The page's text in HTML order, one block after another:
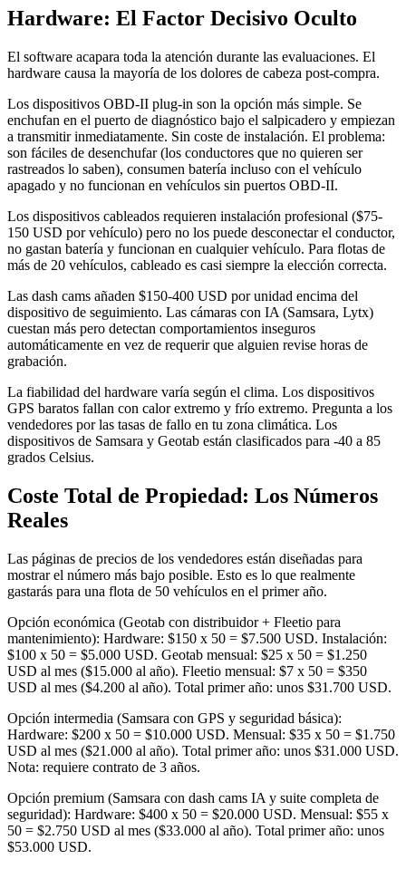
Hardware: El Factor Decisivo Oculto
El software acapara toda la atención durante las evaluaciones. El
hardware causa la mayoría de los dolores de cabeza post-compra.
Los dispositivos OBD-II plug-in son la opción más simple. Se
enchufan en el puerto de diagnóstico bajo el salpicadero y empiezan
a transmitir inmediatamente. Sin coste de instalación. El problema:
son fáciles de desenchufar (los conductores que no quieren ser
rastreados lo saben), consumen batería incluso con el vehículo
apagado y no funcionan en vehículos sin puertos OBD-II.
Los dispositivos cableados requieren instalación profesional ($75-
150 USD por vehículo) pero no los puede desconectar el conductor,
no gastan batería y funcionan en cualquier vehículo. Para flotas de
más de 20 vehículos, cableado es casi siempre la elección correcta.
Las dash cams añaden $150-400 USD por unidad encima del
dispositivo de seguimiento. Las cámaras con IA (Samsara, Lytx)
cuestan más pero detectan comportamientos inseguros
automáticamente en vez de requerir que alguien revise horas de
grabación.
La fiabilidad del hardware varía según el clima. Los dispositivos
GPS baratos fallan con calor extremo y frío extremo. Pregunta a los
vendedores por las tasas de fallo en tu zona climática. Los
dispositivos de Samsara y Geotab están clasificados para -40 a 85
grados Celsius.
Coste Total de Propiedad: Los Números
Reales
Las páginas de precios de los vendedores están diseñadas para
mostrar el número más bajo posible. Esto es lo que realmente
gastarás para una flota de 50 vehículos en el primer año.
Opción económica (Geotab con distribuidor + Fleetio para
mantenimiento): Hardware: $150 x 50 = $7.500 USD. Instalación:
$100 x 50 = $5.000 USD. Geotab mensual: $25 x 50 = $1.250
USD al mes ($15.000 al año). Fleetio mensual: $7 x 50 = $350
USD al mes ($4.200 al año). Total primer año: unos $31.700 USD.
Opción intermedia (Samsara con GPS y seguridad básica):
Hardware: $200 x 50 = $10.000 USD. Mensual: $35 x 50 = $1.750
USD al mes ($21.000 al año). Total primer año: unos $31.000 USD.
Nota: requiere contrato de 3 años.
Opción premium (Samsara con dash cams IA y suite completa de
seguridad): Hardware: $400 x 50 = $20.000 USD. Mensual: $55 x
50 = $2.750 USD al mes ($33.000 al año). Total primer año: unos
$53.000 USD.